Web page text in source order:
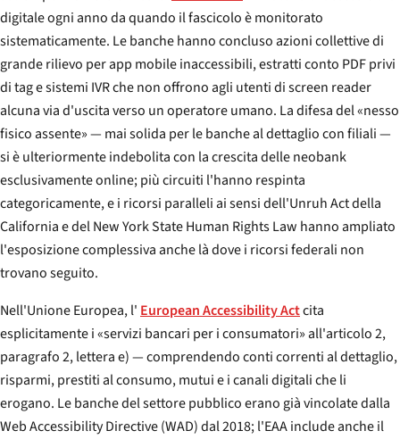
digitale ogni anno da quando il fascicolo è monitorato
sistematicamente. Le banche hanno concluso azioni collettive di
grande rilievo per app mobile inaccessibili, estratti conto PDF privi
di tag e sistemi IVR che non offrono agli utenti di screen reader
alcuna via d'uscita verso un operatore umano. La difesa del «nesso
fisico assente» — mai solida per le banche al dettaglio con filiali —
si è ulteriormente indebolita con la crescita delle neobank
esclusivamente online; più circuiti l'hanno respinta
categoricamente, e i ricorsi paralleli ai sensi dell'Unruh Act della
California e del New York State Human Rights Law hanno ampliato
l'esposizione complessiva anche là dove i ricorsi federali non
trovano seguito.
Nell'Unione Europea, l' European Accessibility Actcita
esplicitamente i «servizi bancari per i consumatori» all'articolo 2,
paragrafo 2, lettera e) — comprendendo conti correnti al dettaglio,
risparmi, prestiti al consumo, mutui e i canali digitali che li
erogano. Le banche del settore pubblico erano già vincolate dalla
Web Accessibility Directive (WAD) dal 2018; l'EAA include anche il